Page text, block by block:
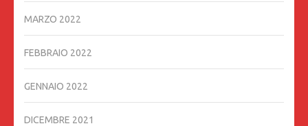
MARZO 2022
FEBBRAIO 2022
GENNAIO 2022
DICEMBRE 2021